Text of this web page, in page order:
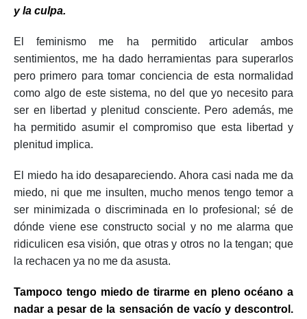
y la culpa.
El feminismo me ha permitido articular ambos
sentimientos, me ha dado herramientas para superarlos
pero primero para tomar conciencia de esta normalidad
como algo de este sistema, no del que yo necesito para
ser en libertad y plenitud consciente. Pero además, me
ha permitido asumir el compromiso que esta libertad y
plenitud implica.
El miedo ha ido desapareciendo. Ahora casi nada me da
miedo, ni que me insulten, mucho menos tengo temor a
ser minimizada o discriminada en lo profesional; sé de
dónde viene ese constructo social y no me alarma que
ridiculicen esa visión, que otras y otros no la tengan; que
la rechacen ya no me da asusta.
Tampoco tengo miedo de tirarme en pleno océano a
nadar a pesar de la sensación de vacío y descontrol.